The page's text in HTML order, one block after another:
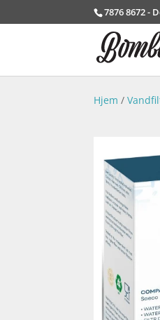
7876 8672 -
Hjem /